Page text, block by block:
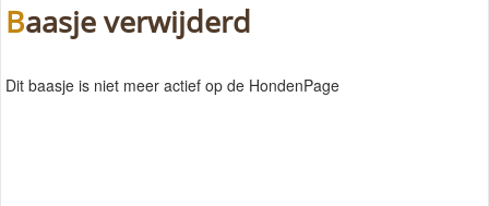
Baasje verwijderd
Dit baasje is niet meer actief op de HondenPage